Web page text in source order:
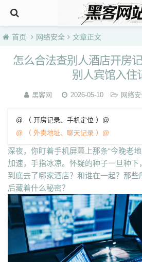
首页 网络安全 文章正文
怎么合法查别人酒店开房
别人宾馆入住
黑客网 2026-05-10 网络
@ （ 开房记录、手机定位 ）@
@ （ 外卖地址、聊天记录 ）@
深夜，你盯着手机屏幕上那条“今晚老
加速，手指冰凉。怀疑的种子一旦种
到底去了哪家酒店？和谁在一起？那些
后藏着什么秘密？